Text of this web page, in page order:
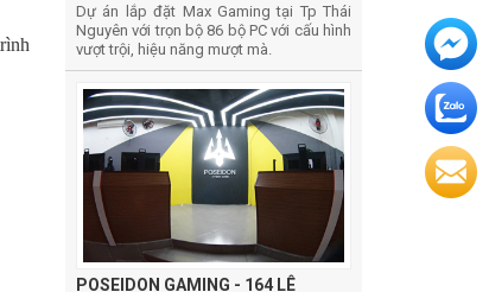
Dự án lắp đặt Max Gaming tại Tp Thái
Nguyên với trọn bộ 86 bộ PC với cấu hình
vượt trội, hiệu năng mượt mà.
POSEIDON GAMING - 164 LÊ